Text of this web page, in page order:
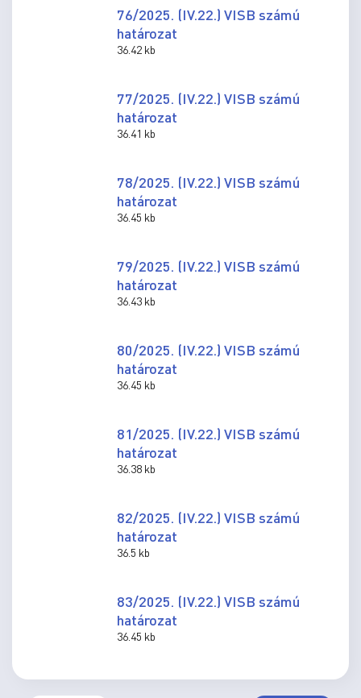
76/2025. (IV.22.) VISB számú
határozat
36.42 kb
77/2025. (IV.22.) VISB számú
határozat
36.41 kb
78/2025. (IV.22.) VISB számú
határozat
36.45 kb
79/2025. (IV.22.) VISB számú
határozat
36.43 kb
80/2025. (IV.22.) VISB számú
határozat
36.45 kb
81/2025. (IV.22.) VISB számú
határozat
36.38 kb
82/2025. (IV.22.) VISB számú
határozat
36.5 kb
83/2025. (IV.22.) VISB számú
határozat
36.45 kb